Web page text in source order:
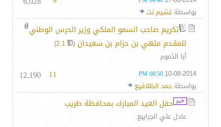
بواسطة غشيم نت
تكريم صاحب السمو الملكي وزير الحرس الوطني
للمقدم ملهي بن حزام بن سعيدان (
1
2
)
أبا الذموم
10-08-2014
08:50 PM
بواسطة حمد الظلافيع
11
12,190
حفل العيد المبارك بمحافظة طريب
عادل علي الجرابيع